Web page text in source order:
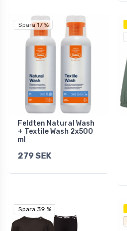
Spara 17 %
Feldten Natural Wash
+ Textile Wash 2x500
ml
279 SEK
Spara 39 %
Spara 39 %